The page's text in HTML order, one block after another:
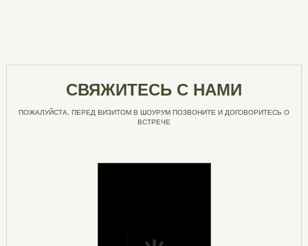
ПОЖАЛУЙСТА, ПЕРЕД ВИЗИТОМ В ШОУРУМ ПОЗВОНИТЕ И ДОГОВОРИТЕСЬ О
ВСТРЕЧЕ
СВЯЖИТЕСЬ С НАМИ